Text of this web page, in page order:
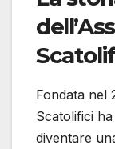
Fondata nel
Scatolifici
diventare